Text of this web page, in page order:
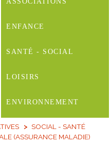
ENFANCE
SANTÉ - SOCIAL
LOISIRS
ENVIRONNEMENT
SOCIAL - SANTÉ
(ASSURANCE MALADIE)